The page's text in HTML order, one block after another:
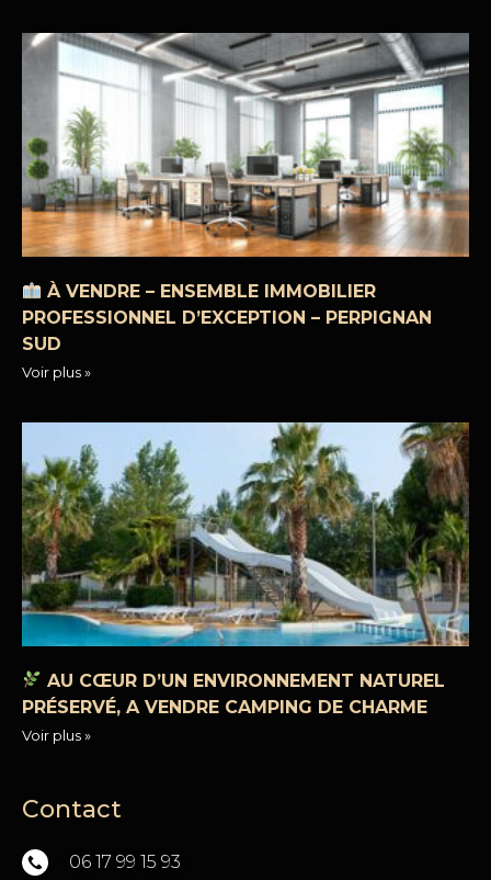
À VENDRE – ENSEMBLE IMMOBILIER
PROFESSIONNEL D’EXCEPTION – PERPIGNAN
SUD
Voir plus »
AU CŒUR D’UN ENVIRONNEMENT NATUREL
PRÉSERVÉ, A VENDRE CAMPING DE CHARME
Voir plus »
Contact
06 17 99 15 93